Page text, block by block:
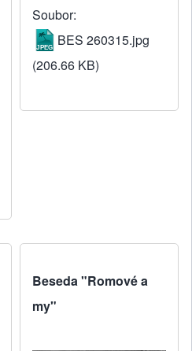
s tvorbou
Soubor
BES 260315.jpg
(206.66 KB)
Beseda "Romové a
my"